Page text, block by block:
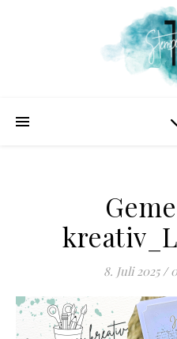
8. Juli 2025 /